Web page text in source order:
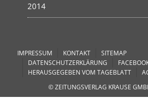
2014
IMPRESSUM KONTAKT
SITEMAP
DATENSCHUTZERKLÄRUNG
HERAUSGEGEBEN VOM TAGEBLATT
© ZEITUNGSVERLAG KRAUSE